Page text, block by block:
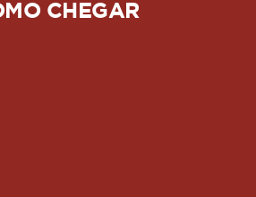
CHEGAR